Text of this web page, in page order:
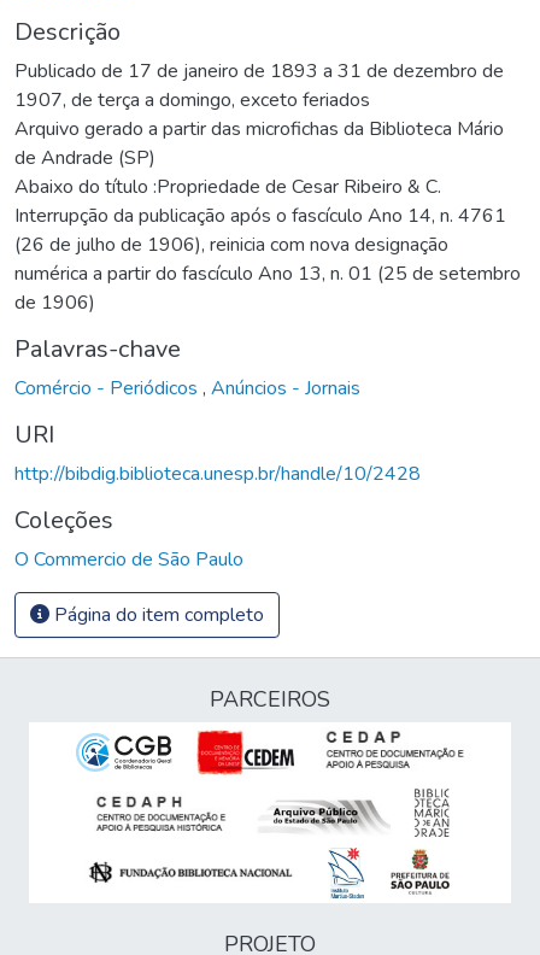
Descrição
Publicado de 17 de janeiro de 1893 a 31 de dezembro de
1907, de terça a domingo, exceto feriados
Arquivo gerado a partir das microfichas da Biblioteca Mário
de Andrade (SP)
Abaixo do título :Propriedade de Cesar Ribeiro & C.
Interrupção da publicação após o fascículo Ano 14, n. 4761
(26 de julho de 1906), reinicia com nova designação
numérica a partir do fascículo Ano 13, n. 01 (25 de setembro
de 1906)
Palavras-chave
Comércio - Periódicos , Anúncios - Jornais
URI
http://bibdig.biblioteca.unesp.br/handle/10/2428
Coleções
O Commercio de São Paulo
Página do item completo
PARCEIROS
PROJETO